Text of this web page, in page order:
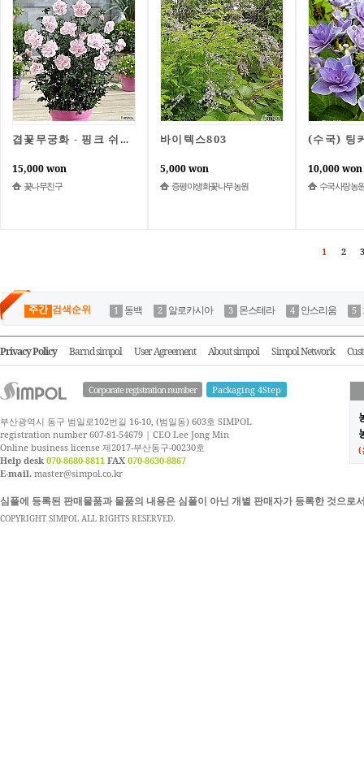
겹꽃무궁화 - 핑크 쉬폰 (유럽 히비스커스 /겹꽃/ 낙엽활엽수/ 꽃나무/ 우리나라꽃/ 기념식재/ 조경수/꽃나무친구)
15,000 won
꽃나무친구
바이텍스803
5,000 won
증평야생화꽃나무농원
10,000 won
수국사랑농
1 2 3
주간 검색순위 동백 알로카시아 몬스테라 안스리움
Privacy Policy Barnd simpol User Agreement About simpol Simpol Network
Corporate registration number Packaging 4Step
부산광역시 동구 범일로102번길 16-10, (범일동) 603호 SIMPOL
registration number 607-81-54679 | CEO Lee Jong Min
Online business license 제2017-부산동구-00230호
Help desk 070-8680-8811 FAX 070-8630-8867
E-mail. master@simpol.co.kr
(
심폴에 등록된 판매물품과 물품의 내용은 심폴이 아닌 개별 판매자가 등록한 것으
COPYRIGHT SIMPOL ALL RIGHTS RESERVED.